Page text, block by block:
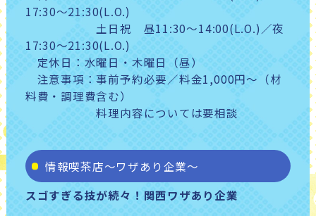
17:30～21:30(L.O.)
土日祝 昼11:30～14:00(L.O.)／夜
17:30～21:30(L.O.)
定休日：水曜日・木曜日（昼）
注意事項：事前予約必要／料金1,000円～（材
料費・調理費含む）
料理内容については要相談
情報喫茶店～ワザあり企業～
スゴすぎる技が続々！関西ワザあり企業